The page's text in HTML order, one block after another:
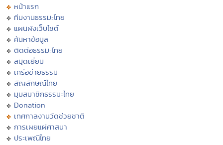
หน้าแรก
ทีมงานธรรมะไทย
แผนผังเว็บไซต์
ค้นหาข้อมูล
ติดต่อธรรมะไทย
สมุดเยี่ยม
เครือข่ายธรรมะ
สัญลักษณ์ไทย
มุมสมาชิกธรรมะไทย
Donation
เทศกาลงานวัดช่วยชาติ
การเผยแผ่ศาสนา
ประเพณีไทย